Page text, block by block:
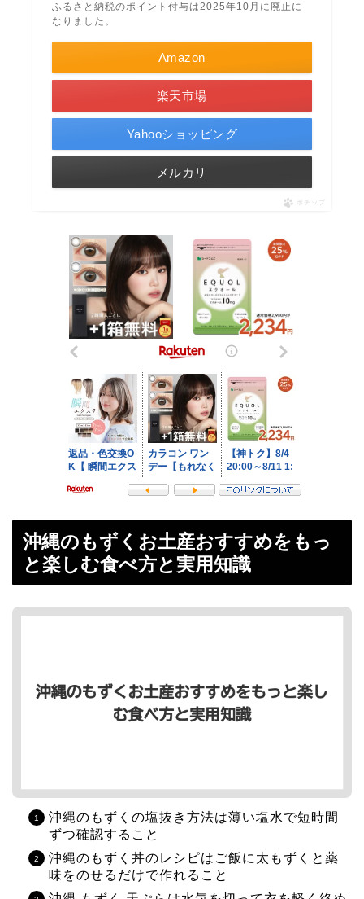
ふるさと納税のポイント付与は2025年10月に廃止に
なりました。
Amazon
楽天市場
Yahooショッピング
メルカリ
ポチップ
沖縄のもずくお土産おすすめをもっ
と楽しむ食べ方と実用知識
沖縄のもずくの塩抜き方法は薄い塩水で短時間
ずつ確認すること
沖縄のもずく丼のレシピはご飯に太もずくと薬
味をのせるだけで作れること